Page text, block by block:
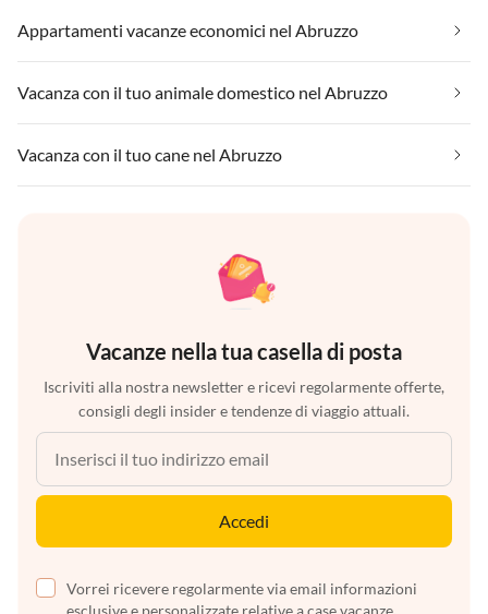
Appartamenti vacanze economici nel Abruzzo
Vacanza con il tuo animale domestico nel Abruzzo
Vacanza con il tuo cane nel Abruzzo
Vacanze nella tua casella di posta
Iscriviti alla nostra newsletter e ricevi regolarmente offerte,
consigli degli insider e tendenze di viaggio attuali.
Accedi
Vorrei ricevere regolarmente via email informazioni
esclusive e personalizzate relative a case vacanze,